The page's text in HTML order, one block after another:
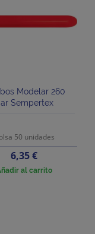
Modelar 260
Sempertex
50 unidades
Precio
6,35 €
al carrito